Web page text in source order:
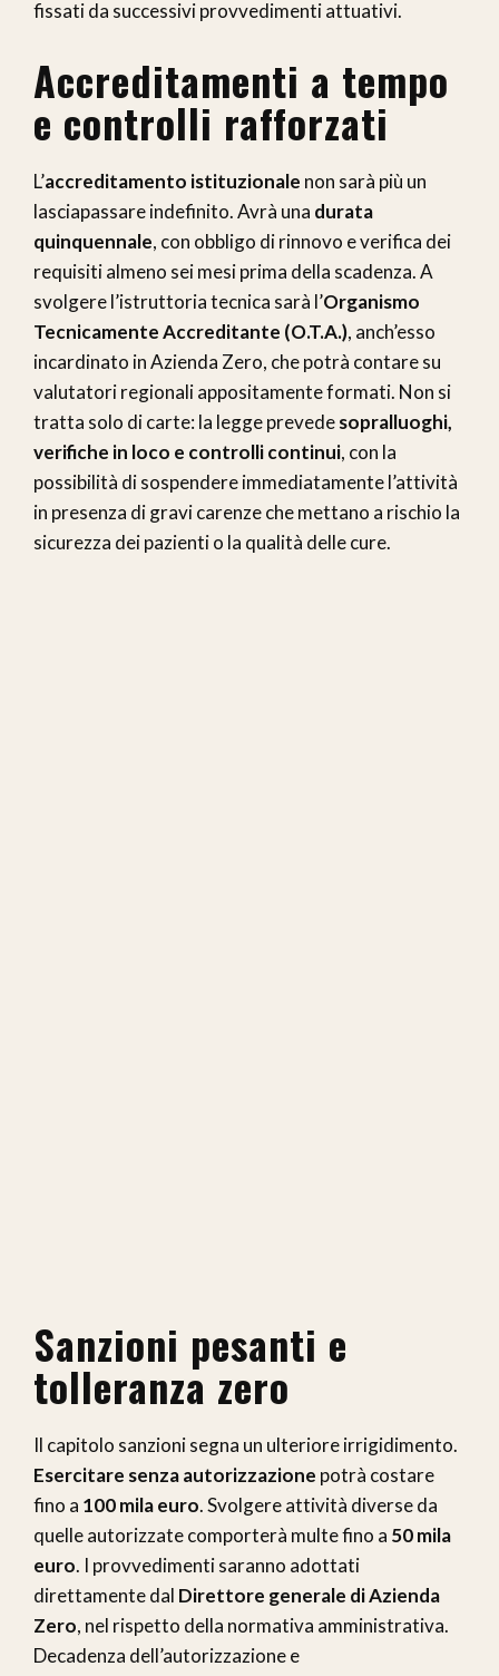
fissati da successivi provvedimenti attuativi.
Accreditamenti a tempo
e controlli rafforzati
L’accreditamento istituzionale non sarà più un
lasciapassare indefinito. Avrà una durata
quinquennale, con obbligo di rinnovo e verifica dei
requisiti almeno sei mesi prima della scadenza. A
svolgere l’istruttoria tecnica sarà l’Organismo
Tecnicamente Accreditante (O.T.A.), anch’esso
incardinato in Azienda Zero, che potrà contare su
valutatori regionali appositamente formati. Non si
tratta solo di carte: la legge prevedesopralluoghi,
verifiche in loco e controlli continui, con la
possibilità di sospendere immediatamente l’attività
in presenza di gravi carenze che mettano a rischio la
sicurezza dei pazienti o la qualità delle cure.
Sanzioni pesanti e
tolleranza zero
Il capitolo sanzioni segna un ulteriore irrigidimento.
Esercitare senza autorizzazione potrà costare
fino a 100 mila euro. Svolgere attività diverse da
quelle autorizzate comporterà multe fino a 50 mila
euro. I provvedimenti saranno adottati
direttamente dal Direttore generale di Azienda
Zero, nel rispetto della normativa amministrativa.
Decadenza dell’autorizzazione e